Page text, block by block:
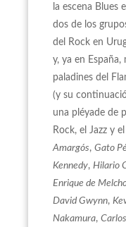
la escena Blues
dos de los
del Rock en
y, ya en
paladines del
(y su
una pléyade de
Rock, el Jazz y
Amargós, Gato
Kennedy, Hilario
Enrique de
David Gwynn,
Nakamura,